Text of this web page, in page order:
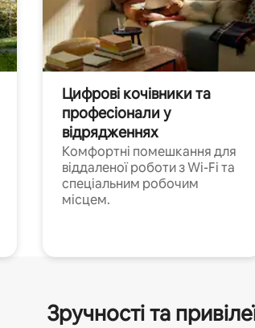
Цифрові кочівники та
професіонали у
відрядженнях
Комфортні помешкання для
віддаленої роботи з Wi-Fi та
спеціальним робочим
місцем.
Зручності та